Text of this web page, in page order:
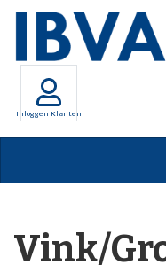
Inloggen Klanten
Vink/